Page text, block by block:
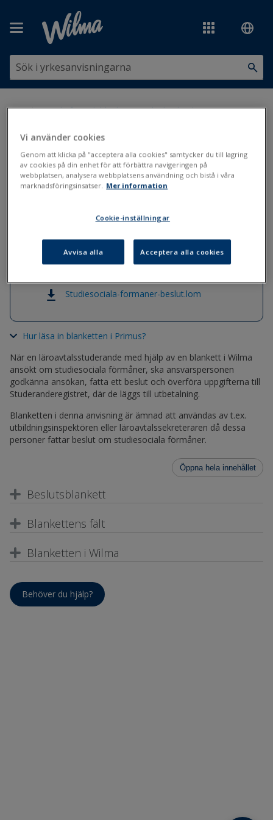
Du är här:Utskrifter och blanketter>Blankettbanken>
beslut)
Studiesociala förmåner, beslut
(Ansökningar och beslut)
Filer
Studiesociala-formaner-beslut.lom
Hur läsa in blanketten i Primus?
När en läroavtalsstuderande med hjälp av en blankett i Wilma
ansökt om studiesociala förmåner, ska ansvarspersonen
godkänna ansökan, fatta ett beslut och överföra uppgifterna till
Studeranderegistret, där de läggs till utbetalning.
Blanketten i denna anvisning är ämnad att användas av t.ex.
utbildningsinspektören eller läroavtalssekreteraren då dessa
personer fattar beslut om studiesociala förmåner.
Öppna hela innehållet
Beslutsblankett
Blankettens fält
Blanketten i Wilma
Behöver du hjälp?
Vi använder cookies
Genom att klicka på "acceptera alla cookies" samtycker du till lagring
av cookies på din enhet för att förbättra navigeringen på
webbplatsen, analysera webbplatsens användning och bistå i våra
marknadsföringsinsatser. Mer information
Cookie-inställningar
Avvisa alla Acceptera alla cookies